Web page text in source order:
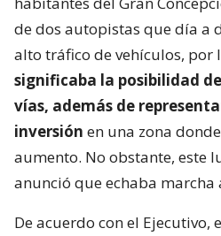
de dos autopistas que día a
alto tráfico de vehículos, por
significaba la posibilidad
vías, además de
inversión en una zona
aumento. No obstante, este
anunció que echaba
De acuerdo con el Ejecutivo,